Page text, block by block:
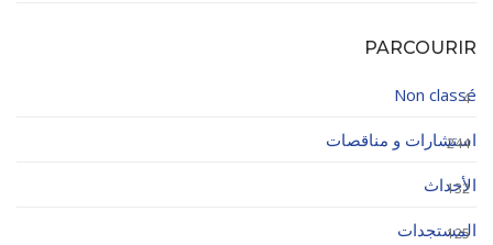
PARCOURIR
Non classé
4
استشارات و مناقصات
244
الأحداث
132
المستجدات
125